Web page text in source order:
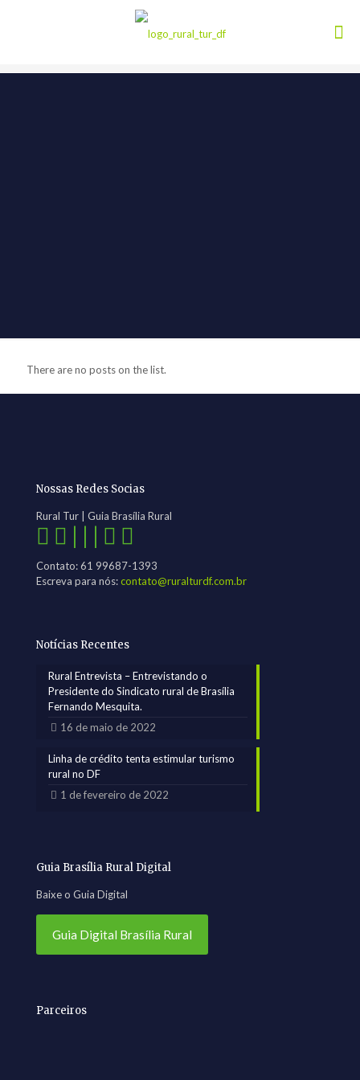
There are no posts on the list.
Nossas Redes Socias
Rural Tur | Guia Brasília Rural
| | |
Contato: 61 99687-1393
Escreva para nós:contato@ruralturdf.com.br
Notícias Recentes
Rural Entrevista – Entrevistando o
Presidente do Sindicato rural de Brasília
Fernando Mesquita.
16 de maio de 2022
Linha de crédito tenta estimular turismo
rural no DF
1 de fevereiro de 2022
Guia Brasília Rural Digital
Baixe o Guia Digital
Guia Digital Brasília Rural
Parceiros